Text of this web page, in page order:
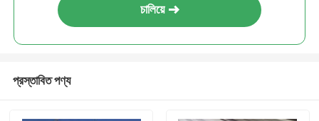
চালিয়ে
প্রস্তাবিত পণ্য